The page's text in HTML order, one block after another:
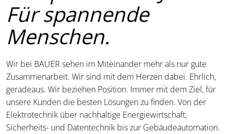
Für spannende
Menschen.
Wir bei BAUER sehen im Miteinander mehr als nur gute
Zusammenarbeit. Wir sind mit dem Herzen dabei. Ehrlich,
geradeaus. Wir beziehen Position. Immer mit dem Ziel, für
unsere Kunden die besten Lösungen zu finden. Von der
Elektrotechnik über nachhaltige Energiewirtschaft,
Sicherheits- und Datentechnik bis zur Gebäudeautomation.